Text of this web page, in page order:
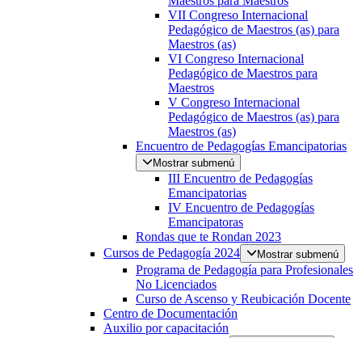
VII Congreso Internacional
Pedagógico de Maestros (as) para
Maestros (as)
VI Congreso Internacional
Pedagógico de Maestros para
Maestros
V Congreso Internacional
Pedagógico de Maestros (as) para
Maestros (as)
Encuentro de Pedagogías Emancipatorias
Mostrar submenú
III Encuentro de Pedagogías
Emancipatorias
IV Encuentro de Pedagogías
Emancipatoras
Rondas que te Rondan 2023
Cursos de Pedagogía 2024
Mostrar submenú
Programa de Pedagogía para Profesionales
No Licenciados
Curso de Ascenso y Reubicación Docente
Centro de Documentación
Auxilio por capacitación